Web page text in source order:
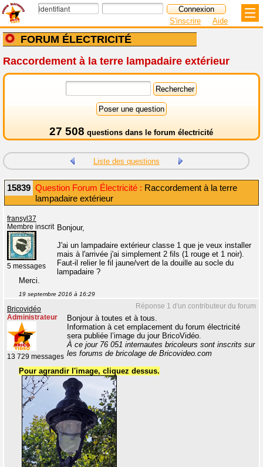
FORUM ÉLECTRICITÉ
S'inscrire Aide
Raccordement à la terre lampadaire extérieur
27 508 questions dans le forum électricité
Liste des questions
15839 Question Forum Électricité : Raccordement à la terre
lampadaire extérieur
fransyl37
Membre inscrit
5 messages
Bonjour,
J'ai un lampadaire extérieur classe 1 que je veux installer
mais à l'arrivée j'ai simplement 2 fils (1 rouge et 1 noir).
Faut-il relier le fil jaune/vert de la douille au socle du
lampadaire ?
Merci.
19 septembre 2016 à 16:29
Réponse 1 d'un contributeur du forum
Bricovidéo
Administrateur
13 729 messages
Bonjour à toutes et à tous.
Information à cet emplacement du forum électricité
sera publiée l’image du jour BricoVidéo.
À ce jour 76 051 internautes bricoleurs sont inscrits sur
les forums de bricolage de Bricovideo.com
Pour agrandir l'image, cliquez dessus.